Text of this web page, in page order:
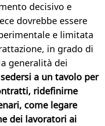
decisivo e
dovrebbe essere
e limitata
in grado di
generalità dei
a un tavolo per
ridefinirne
come legare
dei lavoratori ai